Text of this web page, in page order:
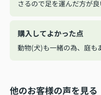
さるので足を運んだ方が良
購入してよかった点
動物(犬)も一緒の為、庭も
他のお客様の声を見る